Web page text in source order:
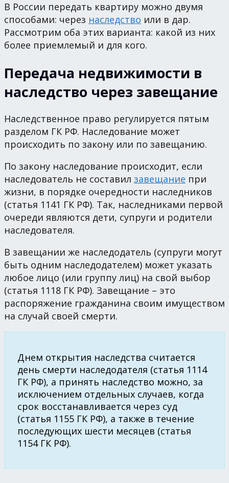
В России передать квартиру можно двумя
способами: через наследство или в дар.
Рассмотрим оба этих варианта: какой из них
более приемлемый и для кого.
Передача недвижимости в
наследство через завещание
Наследственное право регулируется пятым
разделом ГК РФ. Наследование может
происходить по закону или по завещанию.
По закону наследование происходит, если
наследователь не составил завещание при
жизни, в порядке очередности наследников
(статья 1141 ГК РФ). Так, наследниками первой
очереди являются дети, супруги и родители
наследователя.
В завещании же наследодатель (супруги могут
быть одним наследодателем) может указать
любое лицо (или группу лиц) на свой выбор
(статья 1118 ГК РФ). Завещание – это
распоряжение гражданина своим имуществом
на случай своей смерти.
Днем открытия наследства считается
день смерти наследодателя (статья 1114
ГК РФ), а принять наследство можно, за
исключением отдельных случаев, когда
срок восстанавливается через суд
(статья 1155 ГК РФ), а также в течение
последующих шести месяцев (статья
1154 ГК РФ).